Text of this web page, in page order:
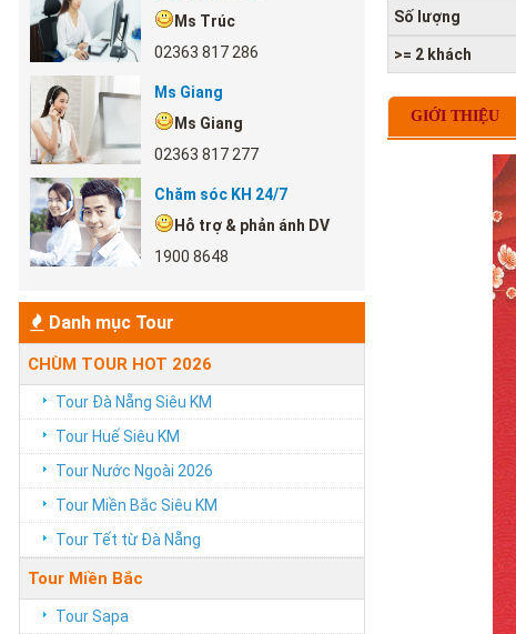
Ms Trúc
02363 817 286
Ms Giang
Ms Giang
02363 817 277
Chăm sóc KH 24/7
Hỗ trợ & phản ánh DV
1900 8648
Danh mục Tour
CHÙM TOUR HOT 2026
Tour Đà Nẵng Siêu KM
Tour Huế Siêu KM
Tour Nước Ngoài 2026
Tour Miền Bắc Siêu KM
Tour Tết từ Đà Nẵng
Tour Miền Bắc
Tour Sapa
Số lượng
>= 2 khách
GIỚI THIỆU